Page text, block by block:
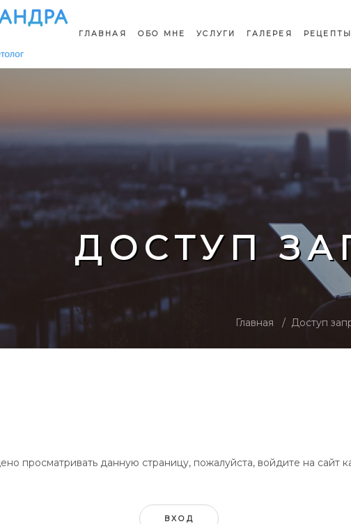
ГЛАВНАЯ ОБО МНЕ УСЛУГИ ГАЛЕРЕЯ РЕЦЕПТЫ
ДОСТУП
Главная Доступ
просматривать данную страницу, пожалуйста, войдите на сайт
ВХОД